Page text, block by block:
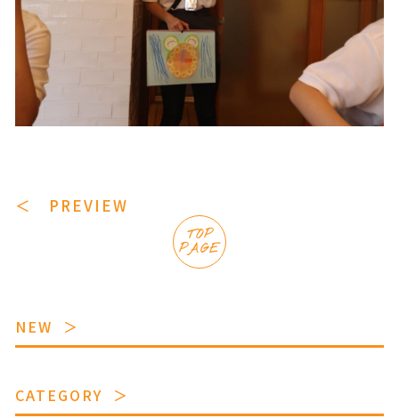
＜ PREVIEW
TOP
PAGE
NEW
CATEGORY